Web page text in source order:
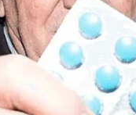
എന്ന് റിഹേഴ്സൽ